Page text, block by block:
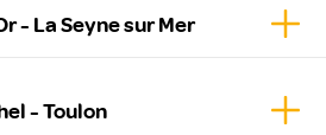
- La Seyne sur Mer
- Toulon